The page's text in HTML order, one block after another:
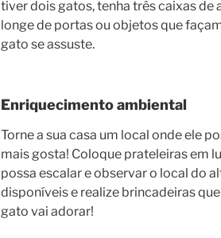
tiver dois gatos, tenha três caixas de
longe de portas ou objetos que
gato se assuste.
Enriquecimento ambiental
Torne a sua casa um local onde ele
mais gosta! Coloque prateleiras em
possa escalar e observar o local do
disponíveis e realize brincadeiras
gato vai adorar!